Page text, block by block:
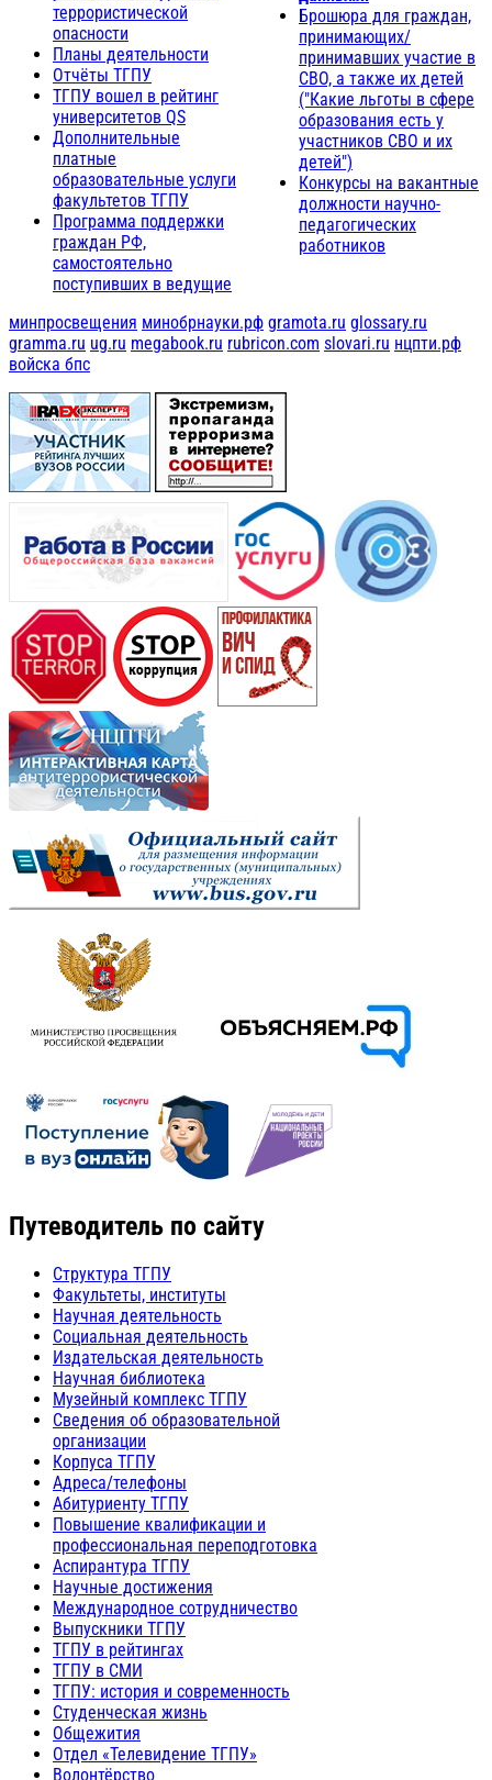
террористической
опасности
Планы деятельности
Отчёты ТГПУ
ТГПУ вошел в рейтинг
университетов QS
Дополнительные
платные
образовательные услуги
факультетов ТГПУ
Программа поддержки
граждан РФ,
самостоятельно
поступивших в ведущие
Брошюра для граждан,
принимающих/
принимавших участие в
СВО, а также их детей
("Какие льготы в сфере
образования есть у
участников СВО и их
детей")
Конкурсы на вакантные
должности научно-
педагогических
работников
минпросвещения минобрнауки.рф gramota.ru glossary.ru
gramma.ru ug.ru megabook.ru rubricon.com slovari.ru нцпти.рф
войска бпс
Путеводитель по сайту
Структура ТГПУ
Факультеты, институты
Научная деятельность
Социальная деятельность
Издательская деятельность
Научная библиотека
Музейный комплекс ТГПУ
Сведения об образовательной
организации
Корпуса ТГПУ
Адреса/телефоны
Абитуриенту ТГПУ
Повышение квалификации и
профессиональная переподготовка
Аспирантура ТГПУ
Научные достижения
Международное сотрудничество
Выпускники ТГПУ
ТГПУ в рейтингах
ТГПУ в СМИ
ТГПУ: история и современность
Студенческая жизнь
Общежития
Отдел «Телевидение ТГПУ»
Волонтёрство